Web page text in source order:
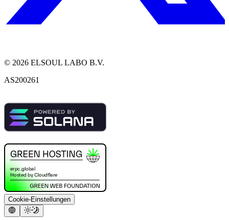
© 2026 ELSOUL LABO B.V.
AS200261
Cookie-Einstellungen